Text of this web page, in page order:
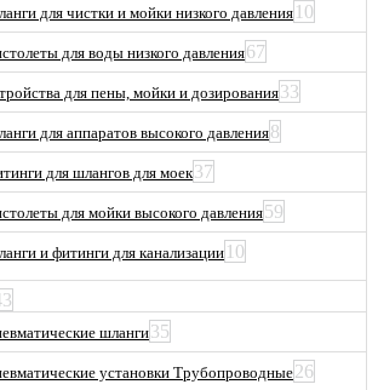
для чистки и мойки низкого давления 10
для воды низкого давления67
для пены, мойки и дозирования33
для аппаратов высокого давления8
для шлангов для моек37
для мойки высокого давления59
и фитинги для канализации 10
шланги35
установки Трубопроводные26